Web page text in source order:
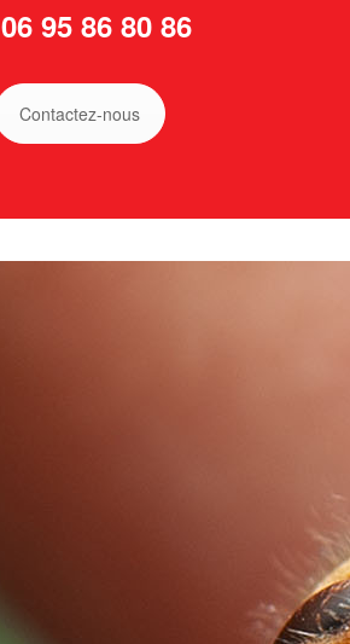
06 95 86 80 86
Contactez-nous